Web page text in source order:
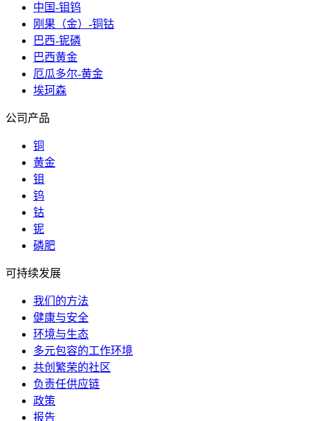
中国-钼钨
刚果（金）-铜钴
巴西-铌磷
巴西黄金
厄瓜多尔-黄金
埃珂森
公司产品
铜
黄金
钼
钨
钴
铌
磷肥
可持续发展
我们的方法
健康与安全
环境与生态
多元包容的工作环境
共创繁荣的社区
负责任供应链
政策
报告